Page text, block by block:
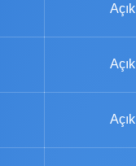
Açık
Açık
Açık